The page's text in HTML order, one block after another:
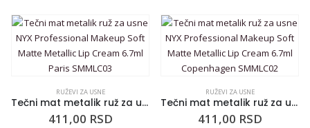
RUŽEVI ZA USNE
Tečni mat metalik ruž za usne NYX Professional Makeup Soft Matte Metallic Lip Cream 6.7ml Paris SMMLC03
411,00 RSD
RUŽEVI ZA USNE
Tečni mat metalik ruž za usne NYX Professional Makeup Soft Matte Metallic Lip Cream 6.7ml Copenhagen SMMLC02
411,00 RSD